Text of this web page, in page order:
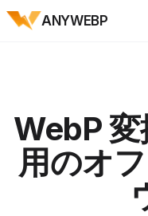
ANYWEBP
WebP
用のオ